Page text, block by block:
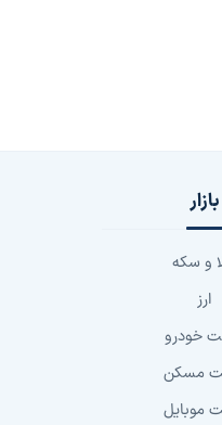
بازار
و سکه
ارز
خودرو
مسکن
موبایل